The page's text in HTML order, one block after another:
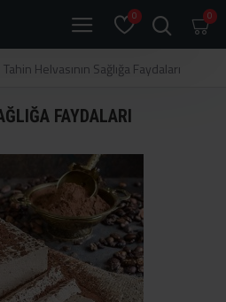
0 0
Tahin Helvasının Sağlığa Faydaları
FAYDALARI